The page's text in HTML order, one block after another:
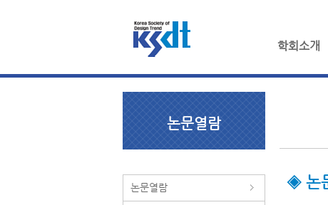
학회소개
논문열람
논문열람 ◈ 논